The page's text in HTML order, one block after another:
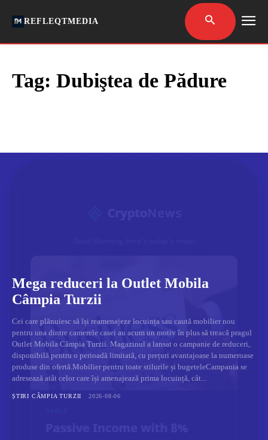
REFLEQTMEDIA
Tag: Dubiştea de Pădure
Mega reduceri la Outlet Mobila
Câmpia Turzii
Cei care plănuiesc să își reamenajeze locuința sau caută mobilier nou
pentru una dintre camerele casei au acum un motiv în plus să treacă pragul
Outlet Mobila Câmpia Turzii. Magazinul a lansat o campanie de reduceri,
disponibilă pentru o perioadă limitată, cu prețuri avantajoase la numeroase
produse din ofertă.Mobilier pentru toate stilurile și bugeteleCampania se
adresează atât celor care își amenajează prima locuință, cât...
ȘTIRI CÂMPIA TURZII 2026-08-06